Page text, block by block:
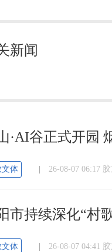
新闻
·AI谷正式开园
文体 26-08-07 06:17
市持续深化“村
文体 26-08-07 04:41